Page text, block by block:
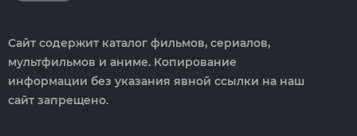
Сайт содержит каталог фильмов, сериалов,
мультфильмов и аниме. Копирование
информации без указания явной ссылки на наш
сайт запрещено.